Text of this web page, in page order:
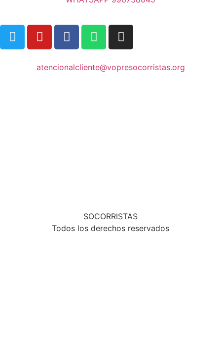
atencionalcliente@vopresocorristas.org
SOCORRISTAS
Todos los derechos reservados